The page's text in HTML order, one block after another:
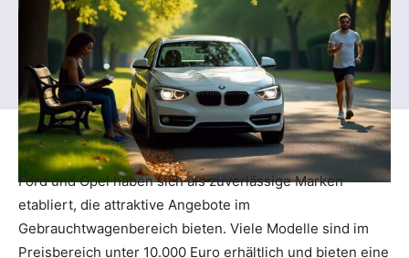
Ford und Opel haben sich als zuverlässige Marken
etabliert, die attraktive Angebote im
Gebrauchtwagenbereich bieten. Viele Modelle sind im
Preisbereich unter 10.000 Euro erhältlich und bieten eine